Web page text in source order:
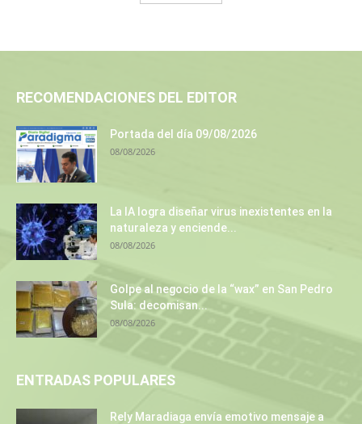
RECOMENDACIONES DEL EDITOR
Portada del día 09/08/2026
08/08/2026
La IA logra diseñar virus inexistentes en la
naturaleza y enciende...
08/08/2026
Golpe al negocio de la “wax” en San Pedro
Sula: decomisan...
08/08/2026
ENTRADAS POPULARES
Rely Maradiaga envía emotivo mensaje a